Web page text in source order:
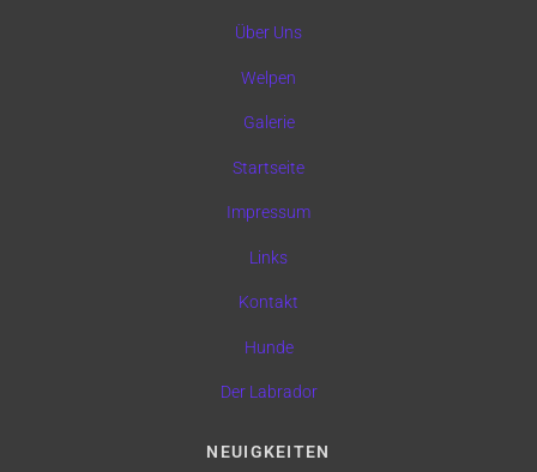
Über Uns
Welpen
Galerie
Startseite
Impressum
Links
Kontakt
Hunde
Der Labrador
NEUIGKEITEN